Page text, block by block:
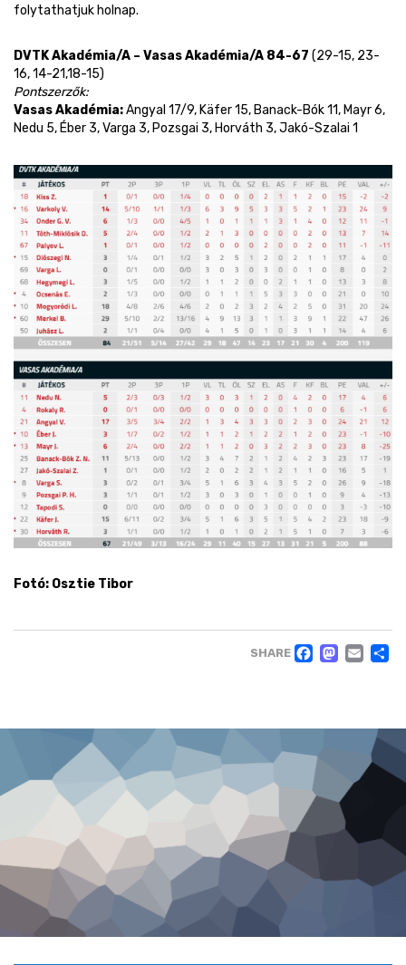
folytathatjuk holnap.
DVTK Akadémia/A – Vasas Akadémia/A 84-67 (29-15, 23-
16, 14-21,18-15)
Pontszerzők:
Vasas Akadémia:Angyal 17/9, Käfer 15, Banack-Bók 11, Mayr 6,
Nedu 5, Éber 3, Varga 3, Pozsgai 3, Horváth 3, Jakó-Szalai 1
Fotó: Osztie Tibor
SHARE